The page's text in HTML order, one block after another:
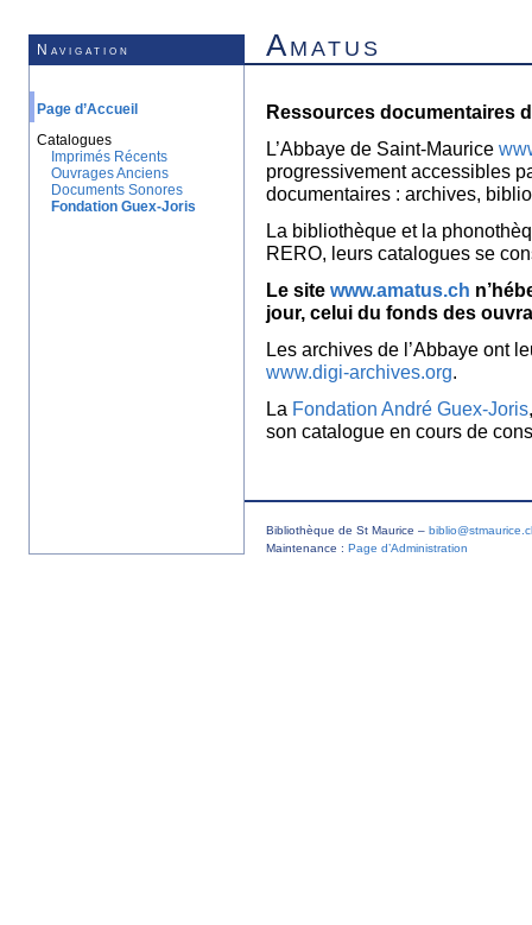
Navigation Amatus
Page d’Accueil
Catalogues
Imprimés Récents
Ouvrages Anciens
Documents Sonores
Fondation Guex-Joris
Ressources documentaires
L’Abbaye de Saint-Maurice
progressivement accessibles
documentaires : archives,
La bibliothèque et la
RERO, leurs catalogues se
Le site www.amatus.ch
jour, celui du fonds des
Les archives de l’Abbaye ont
www.digi-archives.org.
La Fondation André Guex-Joris
son catalogue en cours de
Bibliothèque de St Maurice –
Maintenance : Page d’Administration